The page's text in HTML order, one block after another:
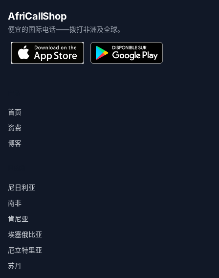
AfriCallShop
便宜的国际电话——拨打非洲及全球。
首页
资费
博客
尼日利亚
南非
肯尼亚
埃塞俄比亚
厄立特里亚
苏丹